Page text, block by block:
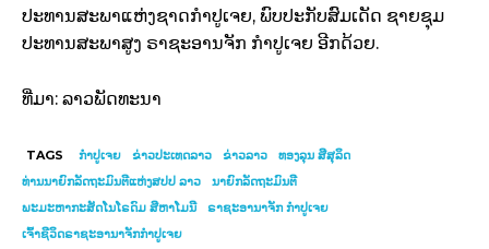
ປະທານສະພາແຫ່ງຊາດກຳປູເຈຍ, ພົບປະກັບສົມເດັດ ຊາຍຊຸມ
ປະທານສະພາສູງ ຣາຊະອານຈັກ ກຳປູເຈຍ ອີກດ້ວຍ.
ທີ່ມາ: ລາວພັດທະນາ
TAGS ກຳປູເຈຍ ຂ່າວປະເທດລາວ ຂ່າວລາວ
ທອງລຸນ ສີສຸລິດ
ທ່ານນາຍົກລັດຖະມົນຕີແຫ່ງສປປ ລາວ
ນາຍົກລັດຖະມົນຕີ
ພະມະຫາກະສັດໂນໂຣດົມ ສີຫາໂມນີ
ຣາຊະອານາຈັກ ກຳປູເຈຍ
ເຈົ້າຊີວິດຣາຊະອານາຈັກກຳປູເຈຍ